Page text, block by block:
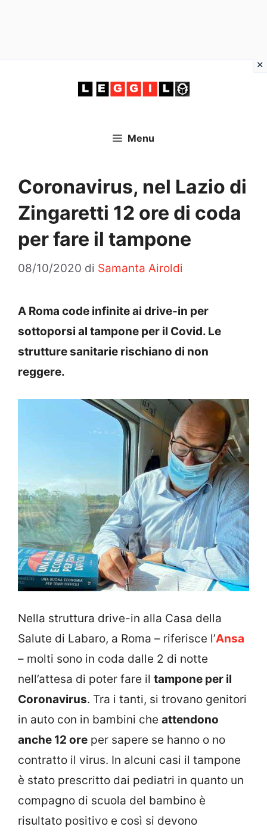
Menu
Coronavirus, nel Lazio di
Zingaretti 12 ore di coda
per fare il tampone
08/10/2020 di Samanta Airoldi
A Roma code infinite ai drive-in per
sottoporsi al tampone per il Covid. Le
strutture sanitarie rischiano di non
reggere.
Nella struttura drive-in alla Casa della
Salute di Labaro, a Roma – riferisce l’Ansa
– molti sono in coda dalle 2 di notte
nell’attesa di poter fare il tampone per il
Coronavirus. Tra i tanti, si trovano genitori
in auto con in bambini che attendono
anche 12 ore per sapere se hanno o no
contratto il virus. In alcuni casi il tampone
è stato prescritto dai pediatri in quanto un
compagno di scuola del bambino è
risultato positivo e così si devono